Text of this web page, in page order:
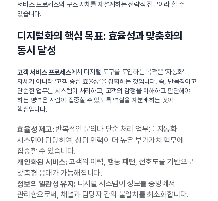
서비스 프로세스의 구조 자체를 재설계하는 전략적 접근이라 할 수
있습니다.
디지털화의 핵심 목표: 효율성과 맞춤화의
동시 달성
고객 서비스 프로세스에서 디지털 도구를 도입하는 목적은 ‘자동화’
자체가 아니라 ‘고객 중심 효율성’을 강화하는 것입니다. 즉, 반복적이고
단순한 업무는 시스템이 처리하고, 고객의 감정을 이해하고 판단해야
하는 영역은 사람이 집중할 수 있도록 역할을 재분배하는 것이
핵심입니다.
효율성 제고:반복적인 문의나 단순 처리 업무를 자동화
시스템이 담당하여, 상담 인력이 더 높은 부가가치 업무에
집중할 수 있습니다.
개인화된 서비스:고객의 이력, 행동 패턴, 선호도를 기반으로
맞춤형 응대가 가능해집니다.
정보의 일관성 유지:디지털 시스템이 정보를 중앙에서
관리함으로써, 채널과 담당자 간의 불일치를 최소화합니다.